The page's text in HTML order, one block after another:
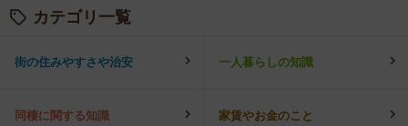
カテゴリ一覧
街の住みやすさや治安 一人暮らしの知識
同棲に関する知識 家賃やお金のこと